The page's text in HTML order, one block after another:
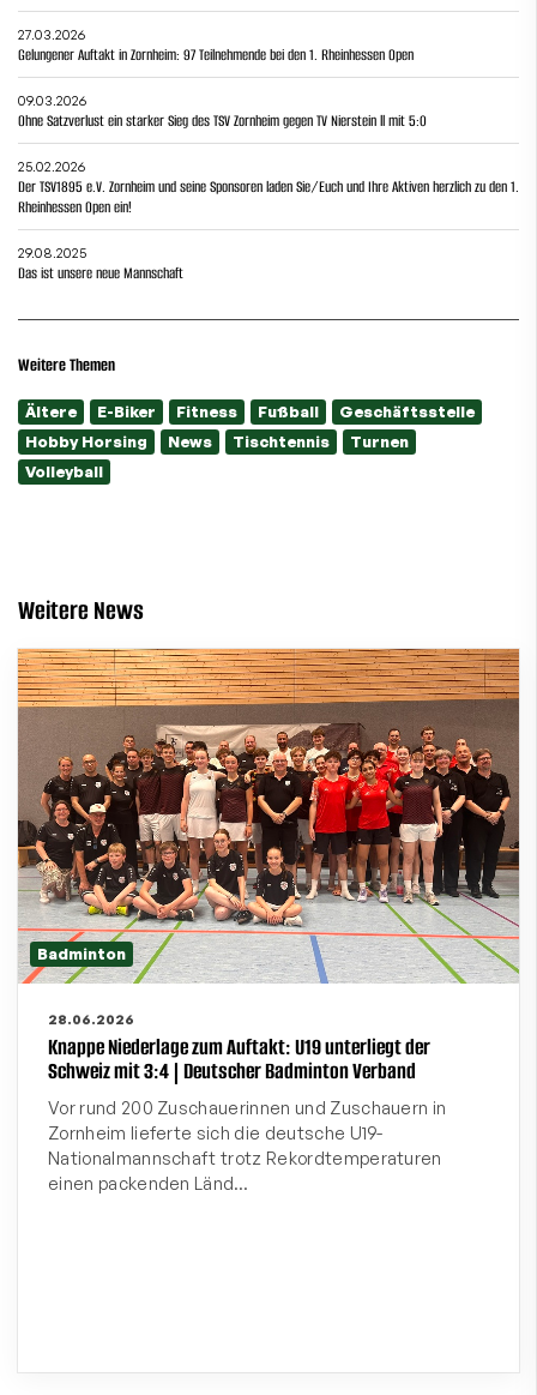
27.03.2026
Gelungener Auftakt in Zornheim: 97 Teilnehmende bei den 1. Rheinhessen Open
09.03.2026
Ohne Satzverlust ein starker Sieg des TSV Zornheim gegen TV Nierstein ll mit 5:0
25.02.2026
Der TSV1895 e.V. Zornheim und seine Sponsoren laden Sie/Euch und Ihre Aktiven herzlich zu den 1.
Rheinhessen Open ein!
29.08.2025
Das ist unsere neue Mannschaft
Weitere Themen
Ältere E-Biker Fitness Fußball
Geschäftsstelle
Hobby Horsing
News Tischtennis
Turnen
Volleyball
Weitere News
Badminton
28.06.2026
Knappe Niederlage zum Auftakt: U19 unterliegt der
Schweiz mit 3:4 | Deutscher Badminton Verband
Vor rund 200 Zuschauerinnen und Zuschauern in
Zornheim lieferte sich die deutsche U19-
Nationalmannschaft trotz Rekordtemperaturen
einen packenden Länd…